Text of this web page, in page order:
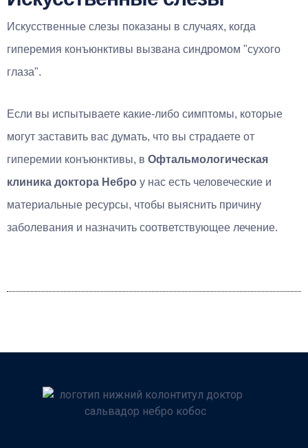
Искусственные слезы показаны в случаях, когда
гиперемия конъюнктивы вызвана синдромом "сухого
глаза".
Если вы испытываете какие-либо симптомы, которые
могут заставить вас думать, что вы страдаете от
гиперемии конъюнктивы, в Офтальмологическая
клиника доктора Небро у нас есть человеческие и
материальные ресурсы, чтобы выяснить причину
заболевания и назначить соответствующее лечение.